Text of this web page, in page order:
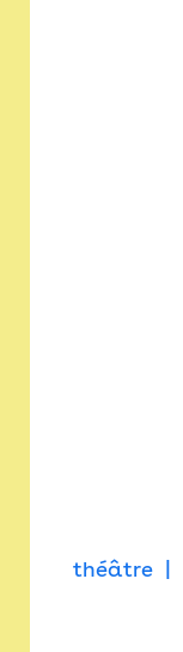
théâtre